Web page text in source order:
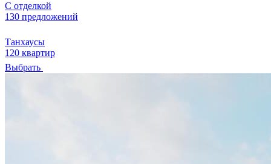
С отделкой
130 предложений
Танхаусы
120 квартир
Выбрать